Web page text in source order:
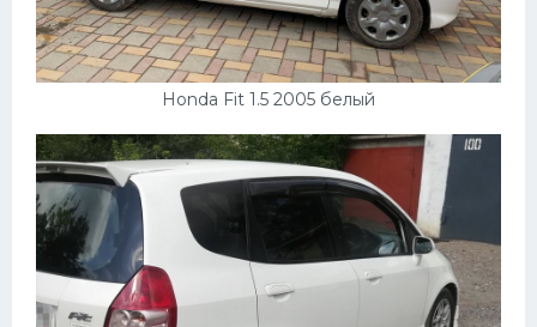
Honda Fit 1.5 2005 белый